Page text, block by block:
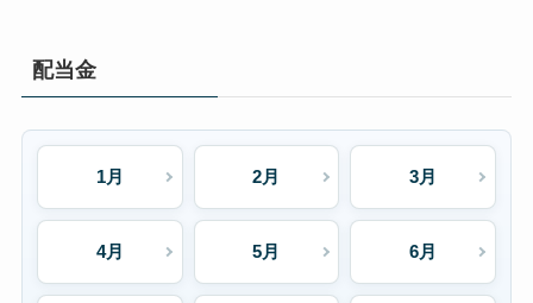
配当金
1月 2月 3月
4月 5月 6月